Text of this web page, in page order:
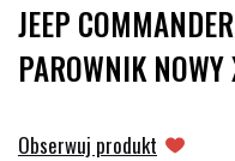
JEEP
PAROWNIK NOWY
Obserwuj produkt